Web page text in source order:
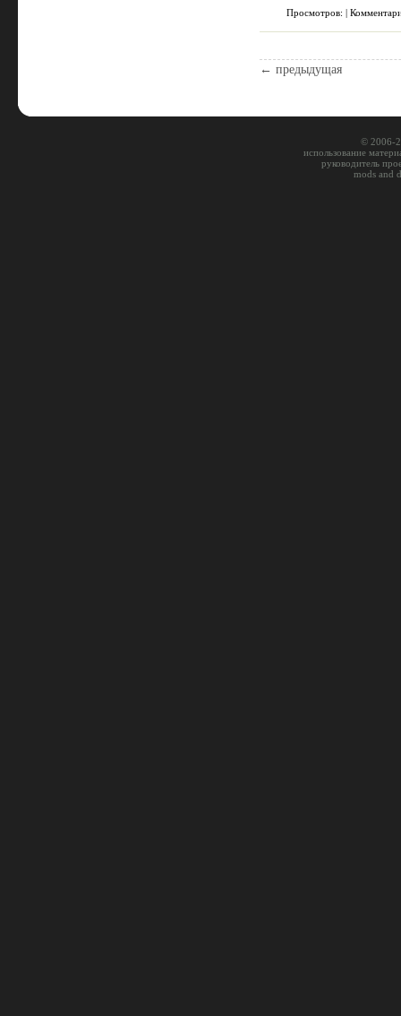
Просмотров: |
← предыдущая
© 2006-
использование
руководитель
mods and